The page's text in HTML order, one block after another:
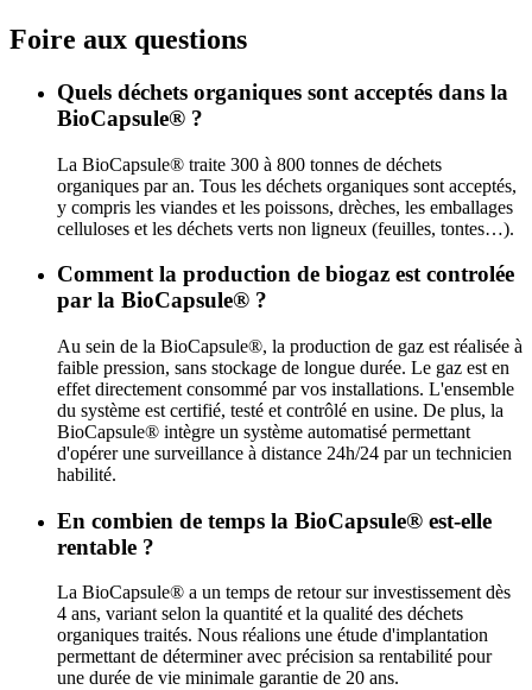
Foire aux questions
Quels déchets organiques sont acceptés dans la
BioCapsule® ?
La BioCapsule® traite 300 à 800 tonnes de déchets
organiques par an. Tous les déchets organiques sont acceptés,
y compris les viandes et les poissons, drèches, les emballages
celluloses et les déchets verts non ligneux (feuilles, tontes…).
Comment la production de biogaz est controlée
par la BioCapsule® ?
Au sein de la BioCapsule®, la production de gaz est réalisée à
faible pression, sans stockage de longue durée. Le gaz est en
effet directement consommé par vos installations. L'ensemble
du système est certifié, testé et contrôlé en usine. De plus, la
BioCapsule® intègre un système automatisé permettant
d'opérer une surveillance à distance 24h/24 par un technicien
habilité.
En combien de temps la BioCapsule® est-elle
rentable ?
La BioCapsule® a un temps de retour sur investissement dès
4 ans, variant selon la quantité et la qualité des déchets
organiques traités. Nous réalions une étude d'implantation
permettant de déterminer avec précision sa rentabilité pour
une durée de vie minimale garantie de 20 ans.